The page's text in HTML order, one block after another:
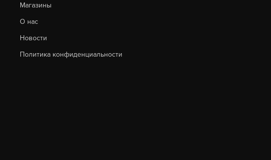
Магазины
О нас
Новости
Политика конфиденциальности